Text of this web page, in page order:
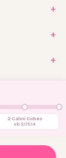
2 Calmi Cubes
ab $175.14